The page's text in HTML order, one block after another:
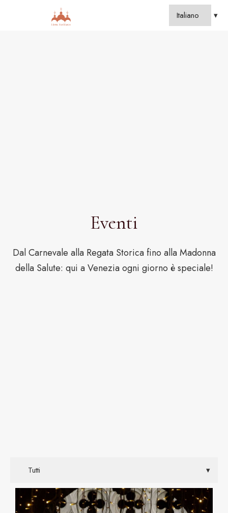
Eventi
Dal Carnevale alla Regata Storica fino alla Madonna
della Salute: qui a Venezia ogni giorno è speciale!